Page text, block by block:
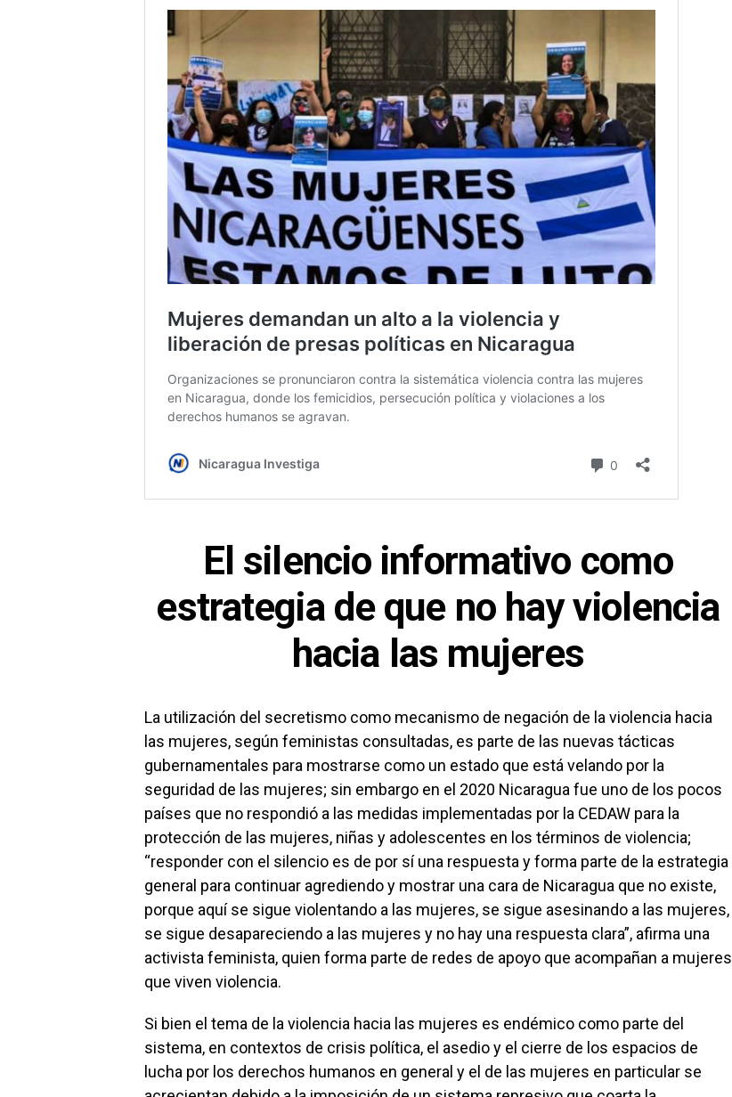
El silencio informativo como
estrategia de que no hay violencia
hacia las mujeres
La utilización del secretismo como mecanismo de negación de la violencia hacia
las mujeres, según feministas consultadas, es parte de las nuevas tácticas
gubernamentales para mostrarse como un estado que está velando por la
seguridad de las mujeres; sin embargo en el 2020 Nicaragua fue uno de los pocos
países que no respondió a las medidas implementadas por la CEDAW para la
protección de las mujeres, niñas y adolescentes en los términos de violencia;
“responder con el silencio es de por sí una respuesta y forma parte de la estrategia
general para continuar agrediendo y mostrar una cara de Nicaragua que no existe,
porque aquí se sigue violentando a las mujeres, se sigue asesinando a las mujeres,
se sigue desapareciendo a las mujeres y no hay una respuesta clara”, afirma una
activista feminista, quien forma parte de redes de apoyo que acompañan a mujeres
que viven violencia.
Si bien el tema de la violencia hacia las mujeres es endémico como parte del
sistema, en contextos de crisis política, el asedio y el cierre de los espacios de
lucha por los derechos humanos en general y el de las mujeres en particular se